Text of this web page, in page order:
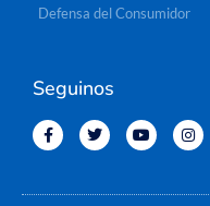
Defensa del Consumidor
Seguinos